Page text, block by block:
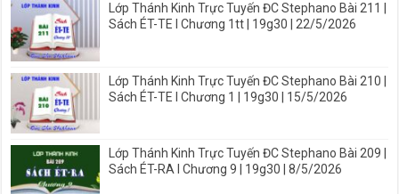
Lớp Thánh Kinh Trực Tuyến ĐC Stephano Bài 211 |
Sách ÉT-TE I Chương 1tt | 19g30 | 22/5/2026
Lớp Thánh Kinh Trực Tuyến ĐC Stephano Bài 210 |
Sách ÉT-TE I Chương 1 | 19g30 | 15/5/2026
Lớp Thánh Kinh Trực Tuyến ĐC Stephano Bài 209 |
Sách ÉT-RA I Chương 9 | 19g30 | 8/5/2026